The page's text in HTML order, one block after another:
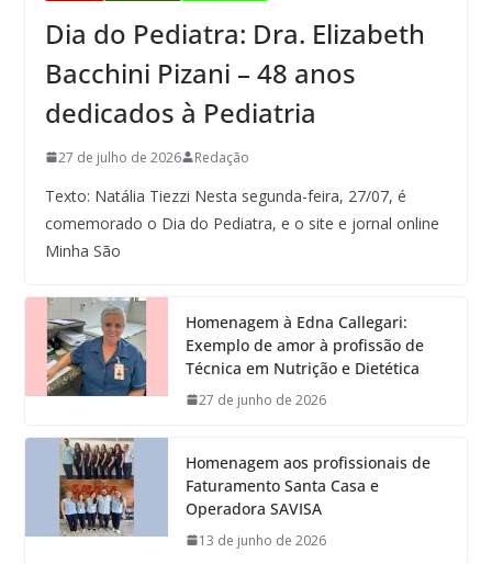
Dia do Pediatra: Dra. Elizabeth
Bacchini Pizani – 48 anos
dedicados à Pediatria
27 de julho de 2026 Redação
Texto: Natália Tiezzi Nesta segunda-feira, 27/07, é
comemorado o Dia do Pediatra, e o site e jornal online
Minha São
Homenagem à Edna Callegari:
Exemplo de amor à profissão de
Técnica em Nutrição e Dietética
27 de junho de 2026
Homenagem aos profissionais de
Faturamento Santa Casa e
Operadora SAVISA
13 de junho de 2026